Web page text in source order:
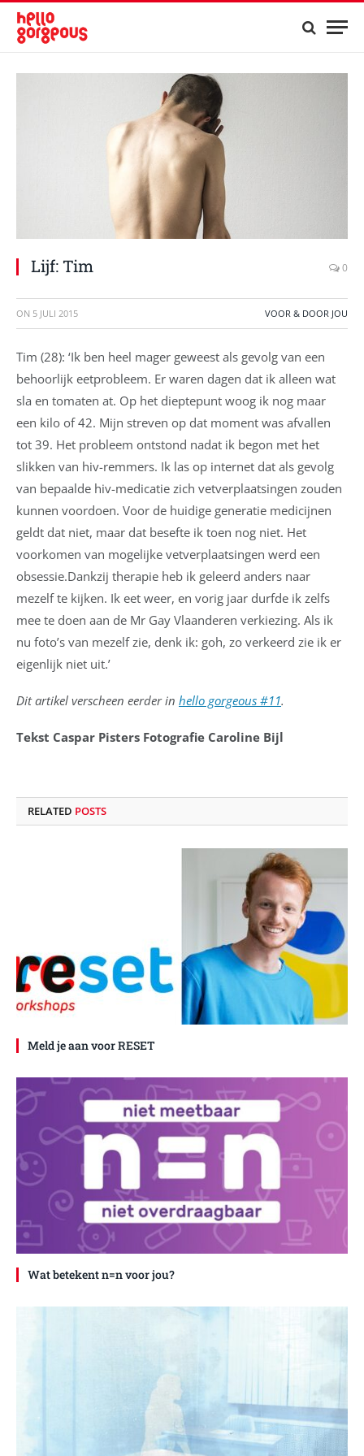
Lijf: Tim 0
ON 5 JULI 2015 VOOR & DOOR JOU
Tim (28): ‘Ik ben heel mager geweest als gevolg van een
behoorlijk eetprobleem. Er waren dagen dat ik alleen wat
sla en tomaten at. Op het dieptepunt woog ik nog maar
een kilo of 42. Mijn streven op dat moment was afvallen
tot 39. Het probleem ontstond nadat ik begon met het
slikken van hiv-remmers. Ik las op internet dat als gevolg
van bepaalde hiv-medicatie zich vetverplaatsingen zouden
kunnen voordoen. Voor de huidige generatie medicijnen
geldt dat niet, maar dat besefte ik toen nog niet. Het
voorkomen van mogelijke vetverplaatsingen werd een
obsessie.Dankzij therapie heb ik geleerd anders naar
mezelf te kijken. Ik eet weer, en vorig jaar durfde ik zelfs
mee te doen aan de Mr Gay Vlaanderen verkiezing. Als ik
nu foto’s van mezelf zie, denk ik: goh, zo verkeerd zie ik er
eigenlijk niet uit.’
Dit artikel verscheen eerder in hello gorgeous #11.
Tekst Caspar Pisters Fotografie Caroline Bijl
RELATED POSTS
Meld je aan voor RESET
Wat betekent n=n voor jou?